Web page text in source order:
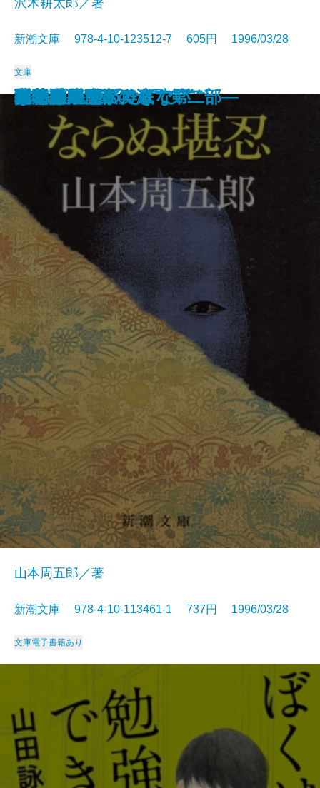
西行
マシアス・ギリの失脚
とかげ
つめたいよるに
姥勝手
俺の考え
孤独の発明
陋巷に在り〔1〕儒の巻
チェーン・スモーキング
彼らの流儀
沢木耕太郎／著
新潮文庫 978-4-10-123512-7 605円 1996/03/28
文庫
ならぬ堪忍
山本周五郎／著
新潮文庫 978-4-10-113461-1 737円 1996/03/28
文庫電子書籍あり
ぼくは勉強ができない
夢の階段
地の星―流転の海 第二部―
夜ごとの闇の奥底で
隠花平原〔上〕
隠花平原〔下〕
楽園
孔子
百物語